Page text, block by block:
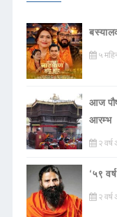
५
आज
आरम्भ
२ वर्ष
‘५९
२ वर्ष